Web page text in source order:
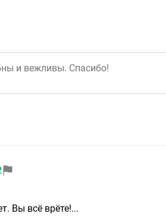
Вы всё врёте!...